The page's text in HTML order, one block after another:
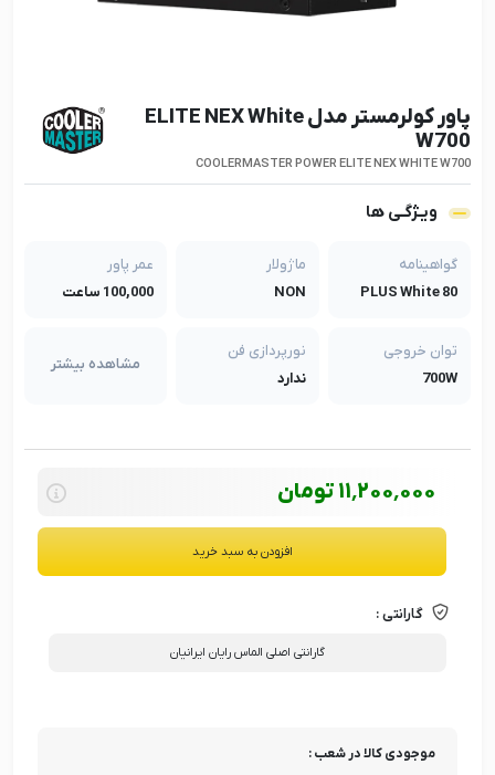
پاور کولرمستر مدل ELITE NEX White
W700
COOLERMASTER POWER ELITE NEX WHITE W700
ویـژگـی ها
گواهینامه
80 PLUS White
ماژولار
NON
عمر پاور
100,000 ساعت
توان خروجی
700W
نورپردازی فن
ندارد
مشاهده بیشتر
11٬200٬000تومان
افزودن به سبد خرید
گارانتی :
گارانتی اصلی الماس رایان ایرانیان
موجودی کالا در شعب :